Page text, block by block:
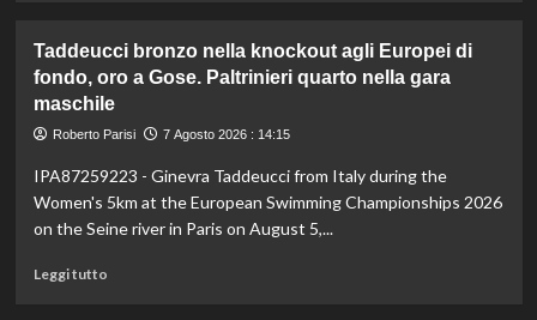
In
Gran
Bretagna
Bezzecchi
in
sella
ed
Taddeucci bronzo nella knockout agli Europei di
fondo, oro a Gose. Paltrinieri quarto nella gara
maschile
Roberto Parisi 7 Agosto 2026 : 14:15
IPA87259223 - Ginevra Taddeucci from Italy during the
Women's 5km at the European Swimming Championships 2026
on the Seine river in Paris on August 5,...
Leggi tuttoLeggi